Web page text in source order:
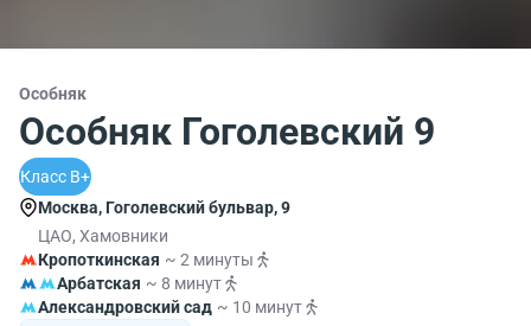
Особняк
Особняк Гоголевский 9
Класс B+
Москва, Гоголевский бульвар, 9
ЦАО, Хамовники
Кропоткинская ~ 2 минуты
Арбатская ~ 8 минут
Александровский сад ~ 10 минут